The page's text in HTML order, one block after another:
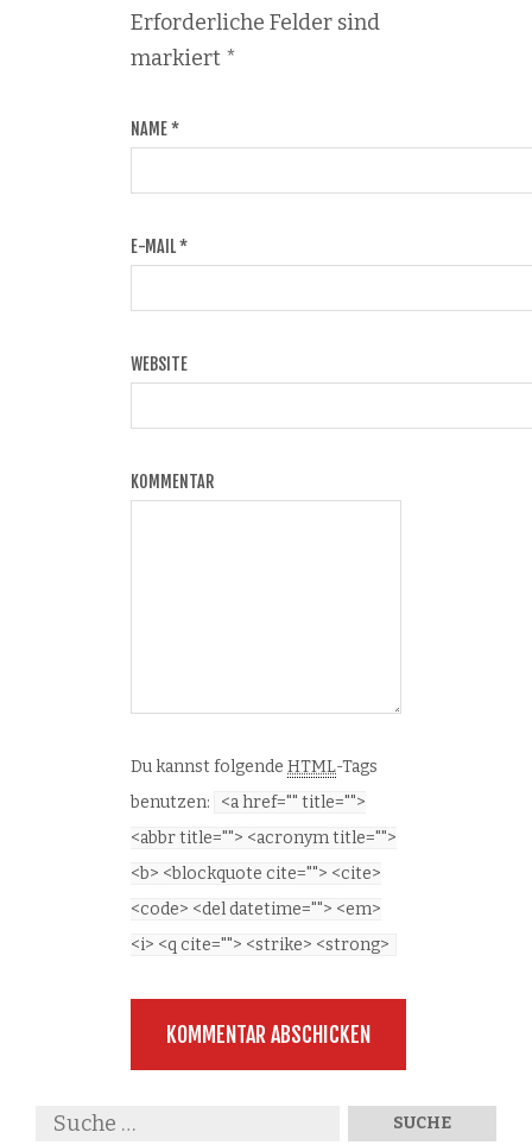
Erforderliche Felder sind
markiert *
NAME*
E-MAIL*
WEBSITE
KOMMENTAR
Du kannst folgende HTML-Tags
benutzen:
<a href="" title="">
<abbr title=""> <acronym title="">
<b> <blockquote cite=""> <cite>
<code> <del datetime=""> <em>
<i> <q cite=""> <strike> <strong>